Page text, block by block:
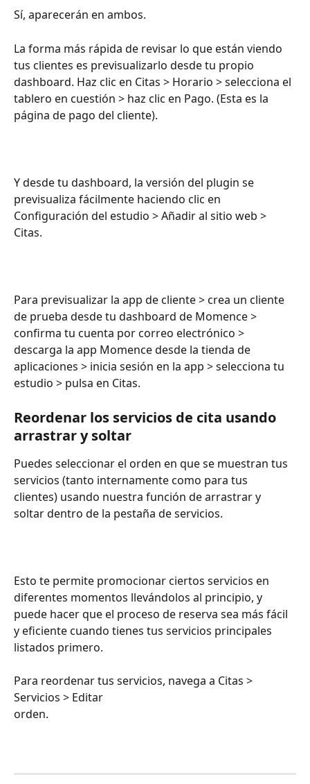
Sí, aparecerán en ambos.
La forma más rápida de revisar lo que están viendo
tus clientes es previsualizarlo desde tu propio
dashboard. Haz clic en Citas > Horario > selecciona el
tablero en cuestión > haz clic en Pago. (Esta es la
página de pago del cliente).
Y desde tu dashboard, la versión del plugin se
previsualiza fácilmente haciendo clic en
Configuración del estudio > Añadir al sitio web >
Citas.
Para previsualizar la app de cliente > crea un cliente
de prueba desde tu dashboard de Momence >
confirma tu cuenta por correo electrónico >
descarga la app Momence desde la tienda de
aplicaciones > inicia sesión en la app > selecciona tu
estudio > pulsa en Citas.
Reordenar los servicios de cita usando
arrastrar y soltar
Puedes seleccionar el orden en que se muestran tus
servicios (tanto internamente como para tus
clientes) usando nuestra función de arrastrar y
soltar dentro de la pestaña de servicios.
Esto te permite promocionar ciertos servicios en
diferentes momentos llevándolos al principio, y
puede hacer que el proceso de reserva sea más fácil
y eficiente cuando tienes tus servicios principales
listados primero.
Para reordenar tus servicios, navega a Citas >
Servicios > Editar
orden.